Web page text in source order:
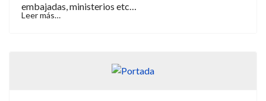
embajadas, ministerios etc…
Leer más…